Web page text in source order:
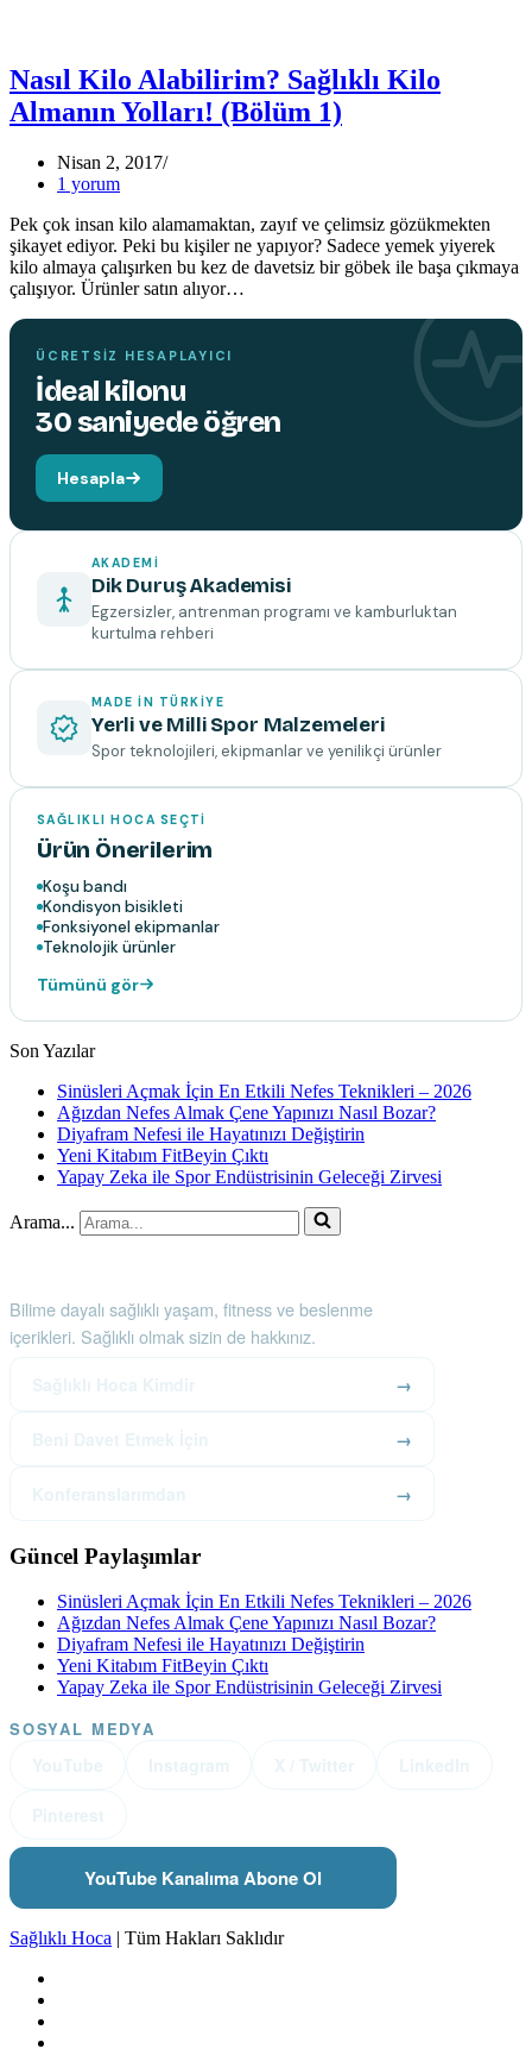
Nasıl Kilo Alabilirim? Sağlıklı Kilo
Almanın Yolları! (Bölüm 1)
Nisan 2, 2017
1 yorum
Pek çok insan kilo alamamaktan, zayıf ve çelimsiz gözükmekten
şikayet ediyor. Peki bu kişiler ne yapıyor? Sadece yemek yiyerek
kilo almaya çalışırken bu kez de davetsiz bir göbek ile başa çıkmaya
çalışıyor. Ürünler satın alıyor…
beyniniz değişsin.
YENI
KITAP TEMIN ETMEK İÇIN TIKLAYIN
ÜCRETSIZ HESAPLAYICI
İdeal kilonu
30 saniyede öğren
Hesapla
AKADEMI
Dik Duruş Akademisi
Egzersizler, antrenman programı ve kamburluktan
kurtulma rehberi
MADE IN TÜRKIYE
Yerli ve Milli Spor Malzemeleri
Spor teknolojileri, ekipmanlar ve yenilikçi ürünler
SAĞLIKLI HOCA SEÇTI
Ürün Önerilerim
Koşu bandı
Kondisyon bisikleti
Fonksiyonel ekipmanlar
Teknolojik ürünler
Tümünü gör
Son Yazılar
Sinüsleri Açmak İçin En Etkili Nefes Teknikleri – 2026
Ağızdan Nefes Almak Çene Yapınızı Nasıl Bozar?
Diyafram Nefesi ile Hayatınızı Değiştirin
Yeni Kitabım FitBeyin Çıktı
Yapay Zeka ile Spor Endüstrisinin Geleceği Zirvesi
Arama...
Bilime dayalı sağlıklı yaşam, fitness ve beslenme
içerikleri. Sağlıklı olmak sizin de hakkınız.
→
→
→
Güncel Paylaşımlar
Sinüsleri Açmak İçin En Etkili Nefes Teknikleri – 2026
Ağızdan Nefes Almak Çene Yapınızı Nasıl Bozar?
Diyafram Nefesi ile Hayatınızı Değiştirin
Yeni Kitabım FitBeyin Çıktı
Yapay Zeka ile Spor Endüstrisinin Geleceği Zirvesi
SOSYAL MEDYA
YouTube Kanalıma Abone Ol
Sağlıklı Hoca | Tüm Hakları Saklıdır